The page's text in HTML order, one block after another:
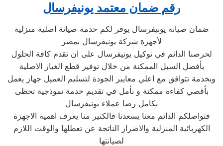
رقم ضمان معتمد يونيفرسال
ضمان صيانة يونيفرسال يوفر لكم خدمة صيانة اصلية منزلية
لأجهزة شركة يونيفرسال بمصر
لحرصنا الدائم في توكيل يونيفرسال على ان نقدم كافة الحلول
بأفضل السبل الممكنة من خلال توفير قطع الغيار الاصلية
وبخدمة تتوافق مع اعلي معايير الجودة لتسليم العميل جهاز يعمل
بأقصي كفاءة ممكنة و نأمل في تقديم خدمة نموذجية تحظى
بكامل رضا عملاء يونيفرسال
فتواصلكم الدائم معنا يسعدنا فالكثير منا يعرف اهمية الاجهزة
الكهربائية المنزلية والاضرار الناتجة عن تعطلها والوقت اللازم
لصيانتها